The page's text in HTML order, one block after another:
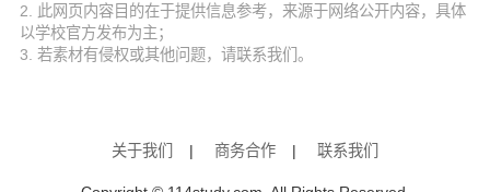
2. 此网页内容目的在于提供信息参考，来源于网络公开内容，具体
以学校官方发布为主；
3. 若素材有侵权或其他问题，请联系我们。
关于我们 | 商务合作 | 联系我们